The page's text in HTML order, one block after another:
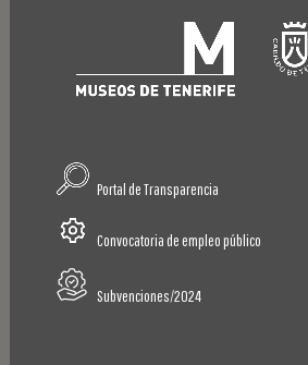
Portal de Transparencia
Convocatoria de empleo público
Subvenciones/2024